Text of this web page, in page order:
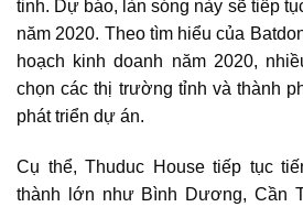
tinh. Dự báo, làn sóng này sẽ tiếp
năm 2020. Theo tìm hiểu của
hoạch kinh doanh năm 2020,
chọn các thị trường tỉnh và thành
phát triển dự án.
Cụ thể, Thuduc House tiếp tục
thành lớn như Bình Dương, Cần